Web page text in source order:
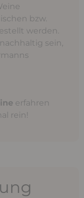
bzw.
werden.
sein,
erfahren
rein!